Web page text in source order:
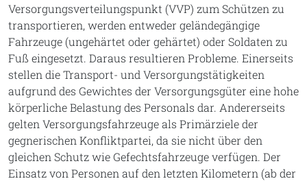
Versorgungsverteilungspunkt (VVP) zum Schützen zu
transportieren, werden entweder geländegängige
Fahrzeuge (ungehärtet oder gehärtet) oder Soldaten zu
Fuß eingesetzt. Daraus resultieren Probleme. Einerseits
stellen die Transport- und Versorgungstätigkeiten
aufgrund des Gewichtes der Versorgungsgüter eine hohe
körperliche Belastung des Personals dar. Andererseits
gelten Versorgungsfahrzeuge als Primärziele der
gegnerischen Konfliktpartei, da sie nicht über den
gleichen Schutz wie Gefechtsfahrzeuge verfügen. Der
Einsatz von Personen auf den letzten Kilometern (ab der